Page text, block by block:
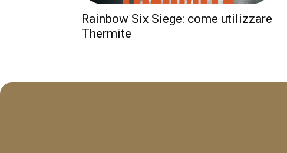
Rainbow Six Siege: come utilizzare
Thermite